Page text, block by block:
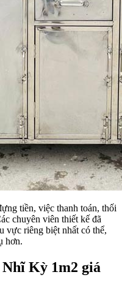
tiền, việc thanh toán, thối
chuyên viên thiết kế đã
vực riêng biệt nhất có thể,
hơn.
Kỳ 1m2 giá